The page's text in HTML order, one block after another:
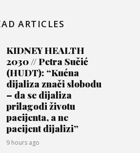
ARTICLES
KIDNEY HEALTH
2030 // Petra Sučić
(HUDT): “Kućna
dijaliza znači slobodu
– da se dijaliza
prilagodi životu
pacijenta, a ne
pacijent dijalizi”
9 hours ago